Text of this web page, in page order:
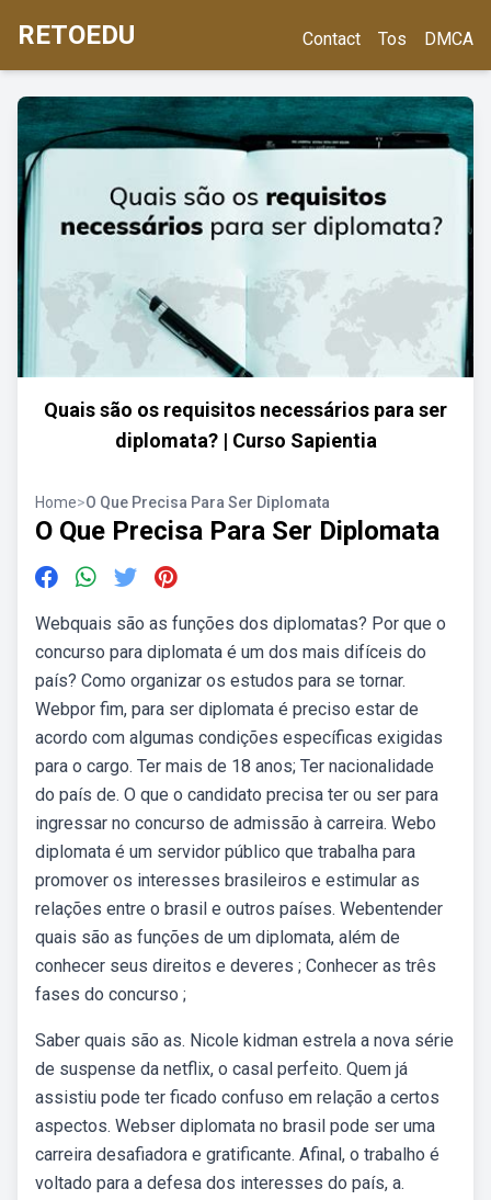
RETOEDU Contact Tos DMCA
Quais são os requisitos necessários para ser
diplomata? | Curso Sapientia
Home>O Que Precisa Para Ser Diplomata
O Que Precisa Para Ser Diplomata
Webquais são as funções dos diplomatas? Por que o
concurso para diplomata é um dos mais difíceis do
país? Como organizar os estudos para se tornar.
Webpor fim, para ser diplomata é preciso estar de
acordo com algumas condições específicas exigidas
para o cargo. Ter mais de 18 anos; Ter nacionalidade
do país de. O que o candidato precisa ter ou ser para
ingressar no concurso de admissão à carreira. Webo
diplomata é um servidor público que trabalha para
promover os interesses brasileiros e estimular as
relações entre o brasil e outros países. Webentender
quais são as funções de um diplomata, além de
conhecer seus direitos e deveres ; Conhecer as três
fases do concurso ;
Saber quais são as. Nicole kidman estrela a nova série
de suspense da netflix, o casal perfeito. Quem já
assistiu pode ter ficado confuso em relação a certos
aspectos. Webser diplomata no brasil pode ser uma
carreira desafiadora e gratificante. Afinal, o trabalho é
voltado para a defesa dos interesses do país, a.